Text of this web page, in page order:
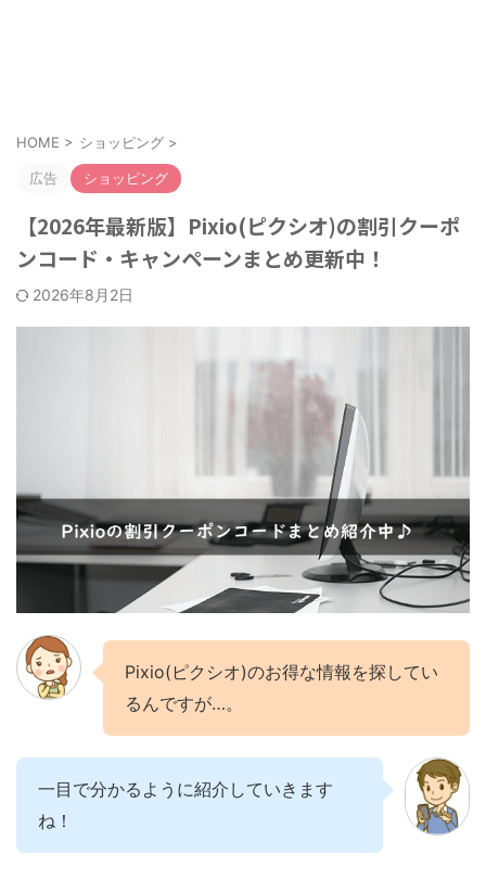
HOME > ショッピング >
広告 ショッピング
【2026年最新版】Pixio(ピクシオ)の割引クーポ
ンコード・キャンペーンまとめ更新中！
2026年8月2日
Pixio(ピクシオ)のお得な情報を探してい
るんですが…。
一目で分かるように紹介していきます
ね！